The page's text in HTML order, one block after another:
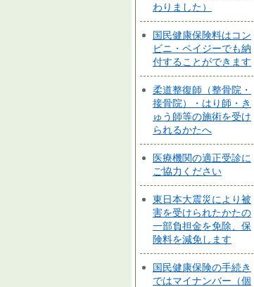
わりました）
国民健康保険料はコン
ビニ・ペイジーでも納
付することができます
柔道整復師（整骨院・
接骨院）・はり師・き
ゅう師等の施術を受け
られるかたへ
医療機関の適正受診に
ご協力ください
東日本大震災により被
害を受けられたかたの
一部負担金を免除、保
険料を減免します
国民健康保険の手続き
ではマイナンバー（個